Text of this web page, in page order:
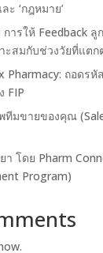
ะ ‘กฎหมาย’
ารให้ Feedback ลู
ะสมกับช่วงวัยที่แตก
Pharmacy: ถอดร
FIP
ทีมขายของคุณ
โดย Pharm
Program)